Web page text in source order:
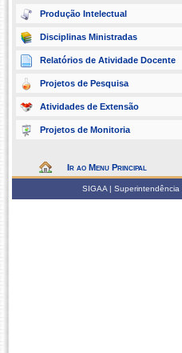
Produção Intelectual
Disciplinas Ministradas
Relatórios de Atividade Docente
Projetos de Pesquisa
Atividades de Extensão
Projetos de Monitoria
Ir ao Menu Principal
SIGAA |